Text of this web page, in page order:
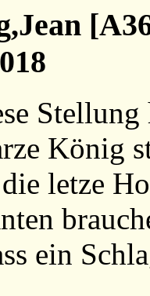
König
letze
ein